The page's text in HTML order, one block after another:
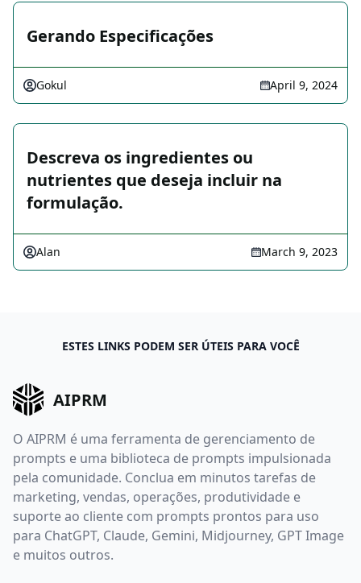
Gerando Especificações
Gokul April 9, 2024
Descreva os ingredientes ou
nutrientes que deseja incluir na
formulação.
Alan March 9, 2023
ESTES LINKS PODEM SER ÚTEIS PARA VOCÊ
AIPRM
O AIPRM é uma ferramenta de gerenciamento de
prompts e uma biblioteca de prompts impulsionada
pela comunidade. Conclua em minutos tarefas de
marketing, vendas, operações, produtividade e
suporte ao cliente com prompts prontos para uso
para ChatGPT, Claude, Gemini, Midjourney, GPT Image
e muitos outros.